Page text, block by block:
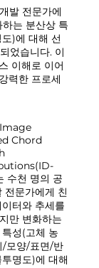
발 전문가에
는 분산상 특
)에 대해 선
었습니다. 이
이해로 이어
력한 프로세
Chord
수천 명의 공
전문가에게 친
터와 추세를
만 변화하는
성(고체 농
/모양/표면/반
명도)에 대해